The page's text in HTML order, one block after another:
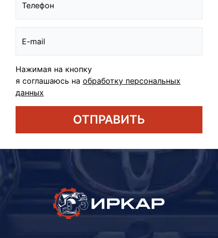
Нажимая на кнопку
я соглашаюсь на обработку персональных
данных